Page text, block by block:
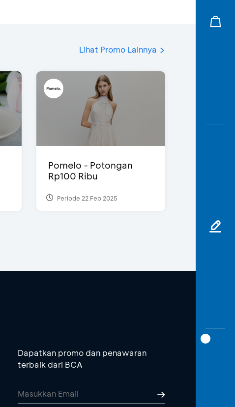
Lihat Promo Lainnya
Pomelo - Potongan
Rp100 Ribu
Periode 22 Feb 2025
Dapatkan promo dan penawaran
terbaik dari BCA